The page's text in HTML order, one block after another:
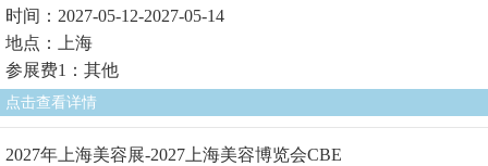
时间：2027-05-12-2027-05-14
地点：上海
参展费1：其他
点击查看详情
2027年上海美容展-2027上海美容博览会CBE